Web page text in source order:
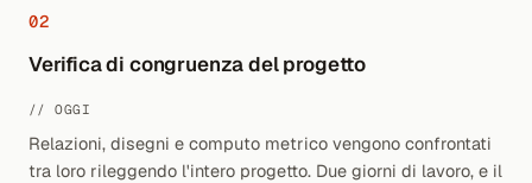
02
Verifica di congruenza del progetto
// OGGI
Relazioni, disegni e computo metrico vengono confrontati
tra loro rileggendo l'intero progetto. Due giorni di lavoro, e il